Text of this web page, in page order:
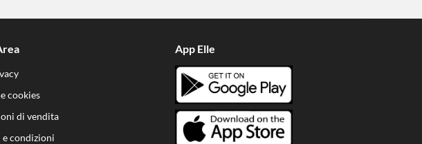
cookies
di vendita
e condizioni
App Elle